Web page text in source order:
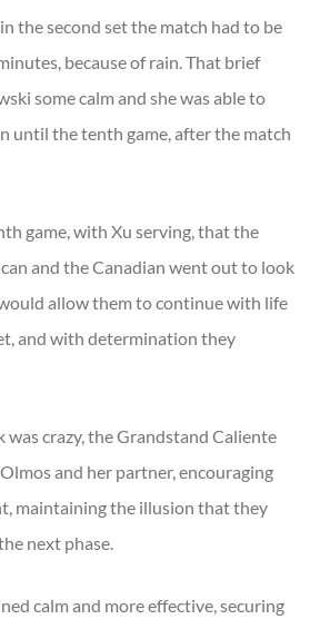
the second set the match had to be
because of rain. That brief
some calm and she was able to
until the tenth game, after the match
game, with Xu serving, that the
and the Canadian went out to look
allow them to continue with life
and with determination they
was crazy, the Grandstand Caliente
and her partner, encouraging
maintaining the illusion that they
next phase.
calm and more effective, securing